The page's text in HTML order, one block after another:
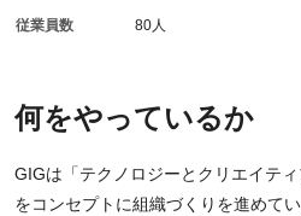
何をやっているか
GIGは「テクノロジーとクリエイテ
をコンセプトに組織づくりを進めて
従業員数 80人